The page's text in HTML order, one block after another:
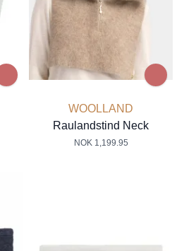
WOOLLAND
Raulandstind Neck
NOK 1,199.95